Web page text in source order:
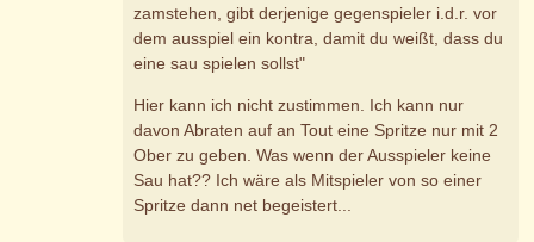
zamstehen, gibt derjenige gegenspieler i.d.r. vor
dem ausspiel ein kontra, damit du weißt, dass du
eine sau spielen sollst"
Hier kann ich nicht zustimmen. Ich kann nur
davon Abraten auf an Tout eine Spritze nur mit 2
Ober zu geben. Was wenn der Ausspieler keine
Sau hat?? Ich wäre als Mitspieler von so einer
Spritze dann net begeistert...